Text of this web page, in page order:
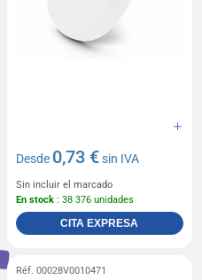
Desde 0,73 €sin IVA
Sin incluir el marcado
En stock : 38 376 unidades
CITA EXPRESA
Réf. 00028V0010471